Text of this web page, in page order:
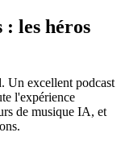
: les héros
Un excellent podcast
l'expérience
de musique IA, et